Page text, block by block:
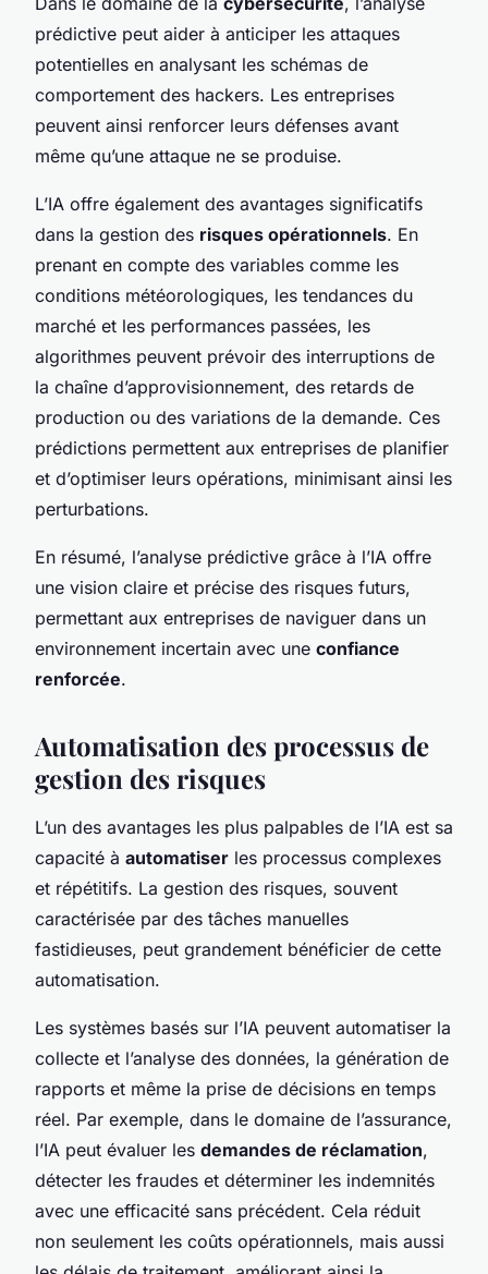
prédictive peut aider à anticiper les attaques
potentielles en analysant les schémas de
comportement des hackers. Les entreprises
peuvent ainsi renforcer leurs défenses avant
même qu’une attaque ne se produise.
L’IA offre également des avantages significatifs
dans la gestion des risques opérationnels. En
prenant en compte des variables comme les
conditions météorologiques, les tendances du
marché et les performances passées, les
algorithmes peuvent prévoir des interruptions de
la chaîne d’approvisionnement, des retards de
production ou des variations de la demande. Ces
prédictions permettent aux entreprises de planifier
et d’optimiser leurs opérations, minimisant ainsi les
perturbations.
En résumé, l’analyse prédictive grâce à l’IA offre
une vision claire et précise des risques futurs,
permettant aux entreprises de naviguer dans un
environnement incertain avec une confiance
renforcée.
Automatisation des processus de
gestion des risques
L’un des avantages les plus palpables de l’IA est sa
capacité à automatiser les processus complexes
et répétitifs. La gestion des risques, souvent
caractérisée par des tâches manuelles
fastidieuses, peut grandement bénéficier de cette
automatisation.
Les systèmes basés sur l’IA peuvent automatiser la
collecte et l’analyse des données, la génération de
rapports et même la prise de décisions en temps
réel. Par exemple, dans le domaine de l’assurance,
l’IA peut évaluer les demandes de réclamation,
détecter les fraudes et déterminer les indemnités
avec une efficacité sans précédent. Cela réduit
non seulement les coûts opérationnels, mais aussi